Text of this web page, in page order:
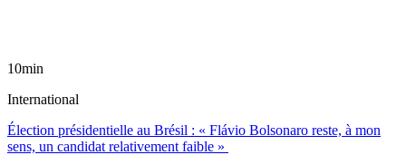
10min
International
Élection présidentielle au Brésil : « Flávio Bolsonaro reste, à mon
sens, un candidat relativement faible »